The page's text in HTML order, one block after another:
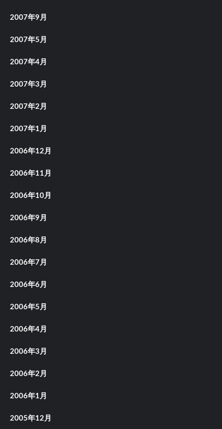
2007年9月
2007年5月
2007年4月
2007年3月
2007年2月
2007年1月
2006年12月
2006年11月
2006年10月
2006年9月
2006年8月
2006年7月
2006年6月
2006年5月
2006年4月
2006年3月
2006年2月
2006年1月
2005年12月